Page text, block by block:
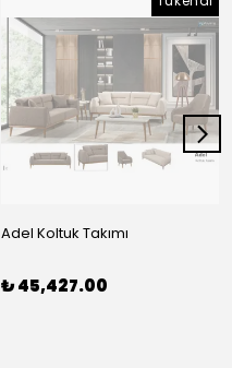
Adel Koltuk Takımı
₺ 45,427.00